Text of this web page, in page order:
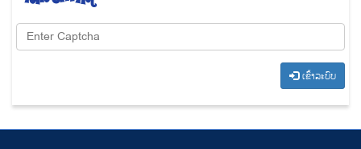
​ເຂົ້າ​ລະ​ບົບ